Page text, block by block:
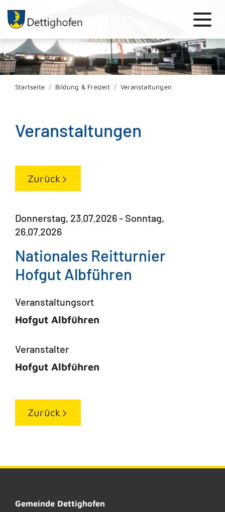
Startseite Bildung & Freizeit Veranstaltungen
Veranstaltungen
Zurück
Donnerstag, 23.07.2026- Sonntag,
26.07.2026
Nationales Reitturnier
Hofgut Albführen
Veranstaltungsort
Hofgut Albführen
Veranstalter
Hofgut Albführen
Zurück
Gemeinde Dettighofen